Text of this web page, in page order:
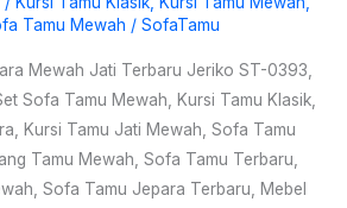
Tamu Mewah / SofaTamu
Mewah Jati Terbaru Jeriko ST-0393,
Sofa Tamu Mewah, Kursi Tamu Klasik,
Kursi Tamu Jati Mewah, Sofa Tamu
Tamu Mewah, Sofa Tamu Terbaru,
Sofa Tamu Jepara Terbaru, Mebel